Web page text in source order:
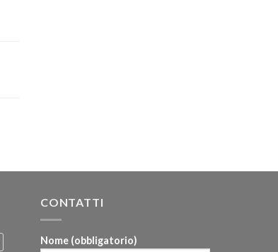
CONTATTI
Nome (obbligatorio)